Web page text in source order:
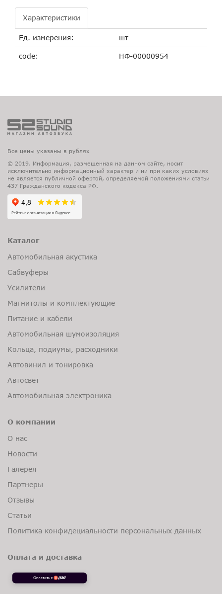
Характеристики
Ед. измерения: шт
code: НФ-00000954
Все цены указаны в рублях
© 2019. Информация, размещенная на данном сайте, носит
исключительно информационный характер и ни при каких условиях
не является публичной офертой, определяемой положениями статьи
437 Гражданского кодекса РФ.
Каталог
Автомобильная акустика
Сабвуферы
Усилители
Магнитолы и комплектующие
Питание и кабели
Автомобильная шумоизоляция
Кольца, подиумы, расходники
Автовинил и тонировка
Автосвет
Автомобильная электроника
О компании
О нас
Новости
Галерея
Партнеры
Отзывы
Статьи
Политика конфидециальности персональных данных
Оплата и доставка